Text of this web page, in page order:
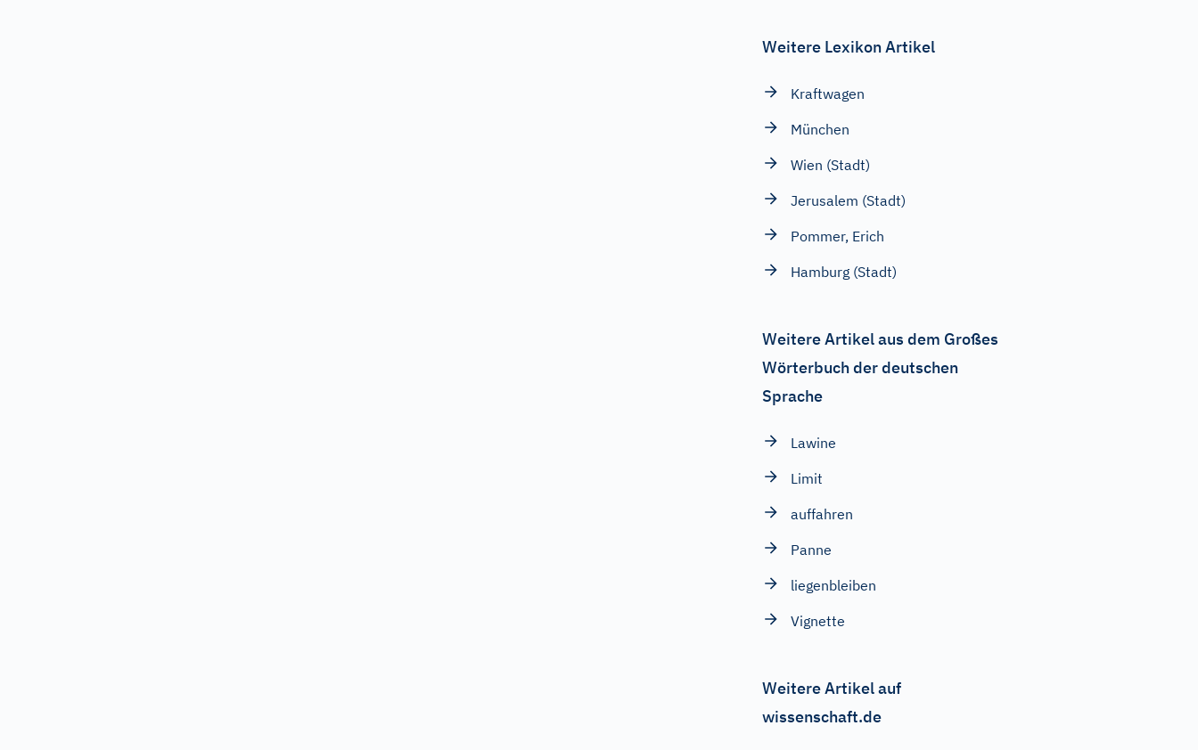
Weitere Lexikon Artikel
Kraftwagen
München
Wien (Stadt)
Jerusalem (Stadt)
Pommer, Erich
Hamburg (Stadt)
Weitere Artikel aus dem Großes
Wörterbuch der deutschen
Sprache
Lawine
Limit
auffahren
Panne
liegenbleiben
Vignette
Weitere Artikel auf
wissenschaft.de